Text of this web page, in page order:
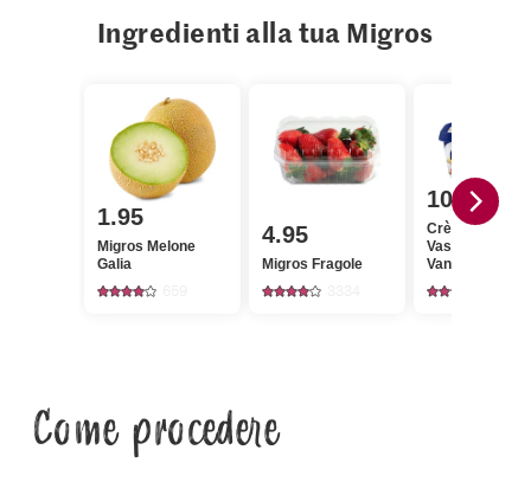
Ingredienti alla tua Migros
1.95
Migros Melone
Galia
4.95
Migros Fragole
10.95
Crème d'or
Vaschetta di
Vaniglia
Come procedere